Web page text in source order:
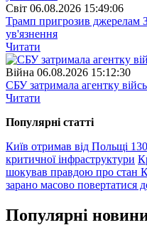
Свiт 06.08.2026 15:49:06
Трамп пригрозив джерелам
ув'язнення
Читати
Війна 06.08.2026 15:12:30
СБУ затримала агентку
Читати
Популярнi статтi
Київ отримав від Польщі
критичної інфраструктури
шокував правдою про стан
зарано масово повертатися
Популярнi